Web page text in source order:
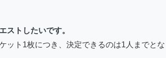
ストしたいです。
ット1枚につき、決定できるのは1人までとな